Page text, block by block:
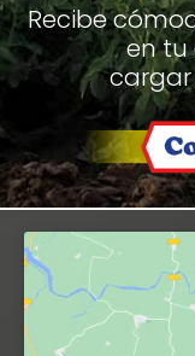
Recibe
en tu
cargar